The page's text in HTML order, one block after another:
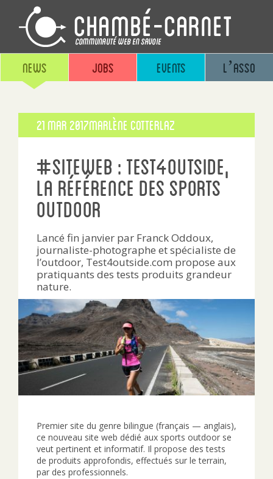
News Jobs Events L’asso
Publié
21 Mar 2017Marlène Cotterlaz
#siteweb : test4outside,
la référence des sports
outdoor
Lancé fin janvier par Franck Oddoux,
journaliste-photographe et spécialiste de
l’outdoor, Test4outside.com propose aux
pratiquants des tests produits grandeur
nature.
Premier site du genre bilingue (français — anglais),
ce nouveau site web dédié aux sports outdoor se
veut pertinent et informatif. Il propose des tests
de produits approfondis, effectués sur le terrain,
par des professionnels.